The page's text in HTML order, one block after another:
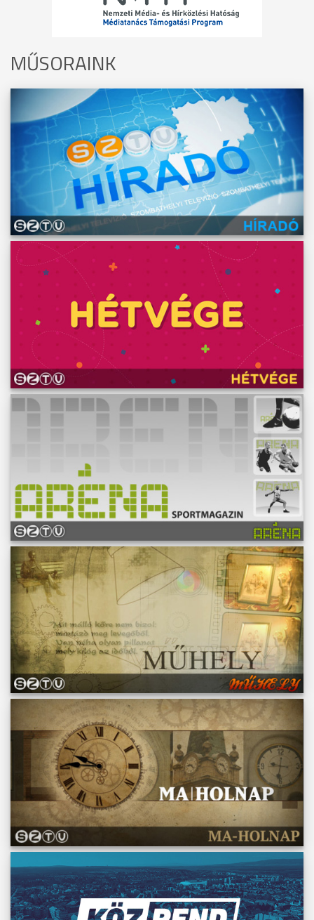
MŰSORAINK